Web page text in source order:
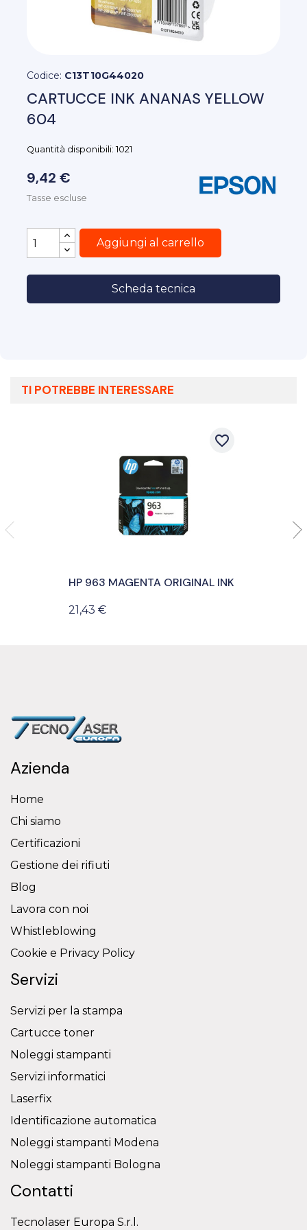
Codice: C13T10G44020
CARTUCCE INK ANANAS YELLOW
604
Quantità disponibili: 1021
9,42 €
Tasse escluse
Aggiungi al carrello
Scheda tecnica
TI POTREBBE INTERESSARE
favorite_border
HP 963 MAGENTA ORIGINAL INK
21,43 €
Azienda
Home
Chi siamo
Certificazioni
Gestione dei rifiuti
Blog
Lavora con noi
Whistleblowing
Cookie e Privacy Policy
Servizi
Servizi per la stampa
Cartucce toner
Noleggi stampanti
Servizi informatici
Laserfix
Identificazione automatica
Noleggi stampanti Modena
Noleggi stampanti Bologna
Contatti
Tecnolaser Europa S.r.l.